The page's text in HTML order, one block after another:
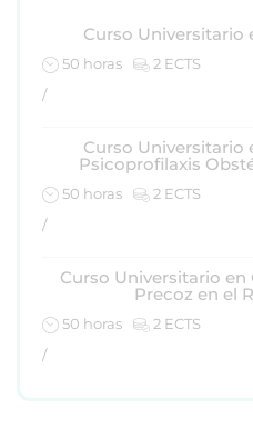
Curso Universitario
50 horas
2 ECTS
/
Curso Universitario
Psicoprofilaxis
50 horas
2 ECTS
/
Curso Universitario
Precoz en el
50 horas
2 ECTS
/